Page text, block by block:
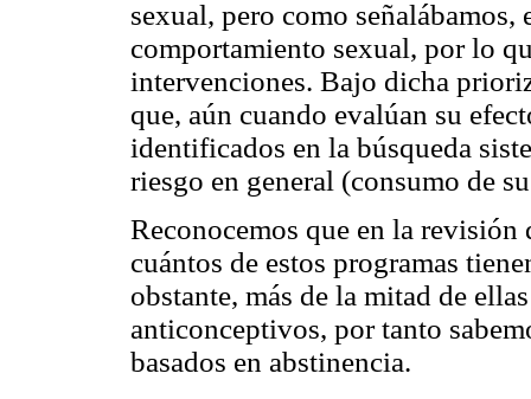
sexual, pero como
comportamiento sexual, por lo
intervenciones. Bajo dicha
que, aún cuando evalúan su
identificados en la búsqueda
riesgo en general (consumo de
Reconocemos que en la
cuántos de estos programas
obstante, más de la mitad de
anticonceptivos, por tanto
basados en abstinencia.